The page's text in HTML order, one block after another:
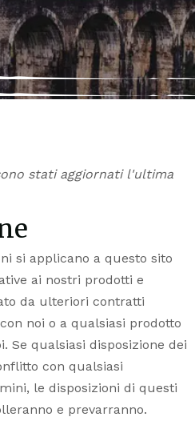
stati aggiornati l'ultima
si applicano a questo sito
ai nostri prodotti e
da ulteriori contratti
noi o a qualsiasi prodotto
Se qualsiasi disposizione dei
con qualsiasi
le disposizioni di questi
e prevarranno.